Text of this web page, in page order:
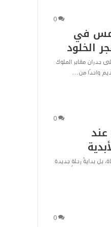
0
في
الخلود
جدران مقابر الملوك
واحدًا من…
0
بل بدايةُ رحلةٍ جديدة
0